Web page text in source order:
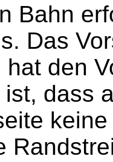
Bahn
Das
hat den
dass